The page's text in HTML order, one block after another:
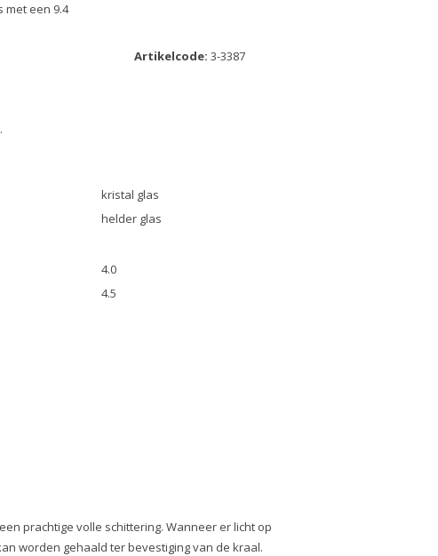
met een 9.4
Artikelcode: 3-3387
kristal glas
helder glas
4.0
4.5
prachtige volle schittering. Wanneer er licht op
worden gehaald ter bevestiging van de kraal.